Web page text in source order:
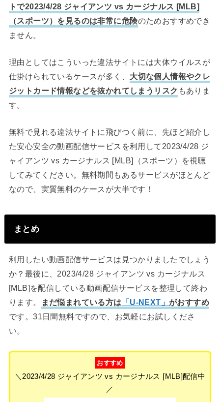
トで2023/4/28 ジャイアンツ vs カージナルス [MLB]
（スポーツ）を見るのは非常に危険のためおすすめでき
ません。
理由としてはこういった違法サイトには大体ウイルスが
仕掛けられているケースが多く、 大切な個人情報やクレ
ジットカード情報などを抜かれてしまうリスク もありま
す。
無料で見れる違法サイトに飛びつく前に、先ほど紹介し
た安心安全の動画配信サービスを利用して2023/4/28 ジ
ャイアンツ vs カージナルス [MLB]（スポーツ）を視聴
してみてください。無料期間もあるサービスがほとんど
なので、実質無料のケースが大半です！
まとめ
利用したい動画配信サービスは見つかりましたでしょう
か？最後に、2023/4/28 ジャイアンツ vs カージナルス
[MLB]を配信している動画配信サービスを整理して終わ
ります。
まだ悩まれている方は 「U-NEXT」 がおすすめ
です。31日間無料ですので、お気軽にお試しくださ
い。
おすすめ
＼2023/4/28 ジャイアンツ vs カージナルス [MLB]配信中
／